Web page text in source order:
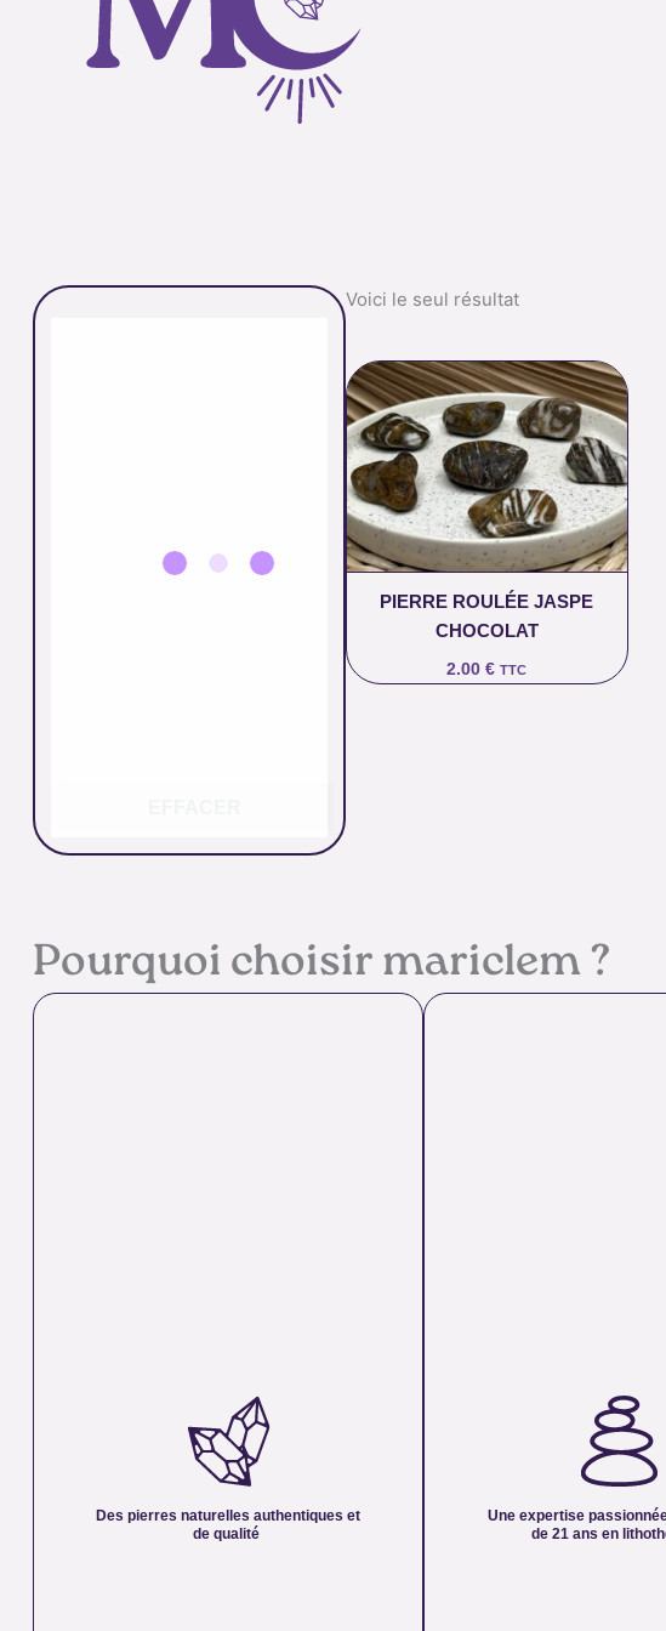
Voici le seul résultat
PIERRE ROULÉE JASPE
CHOCOLAT
2.00€ TTC
Pourquoi choisir mariclem ?
Des pierres naturelles authentiques et
de qualité
AUTHENTIQUES ET DE QUALITÉ :
Nous sélectionnons rigoureusement nos minéraux
pour vous offrir des pierres 100 % naturelles, non
cristal est choisi pour sa beauté, sa vibration et son
authenticité afin de vous garantir un produit à la
Une expertise
de 21 ans en
PLUS DE 21 ANS EN
Forte d’une expérience de plus
notre équipe vous partage son
connaissances en lithothérapie à
vous accompagner dans votre